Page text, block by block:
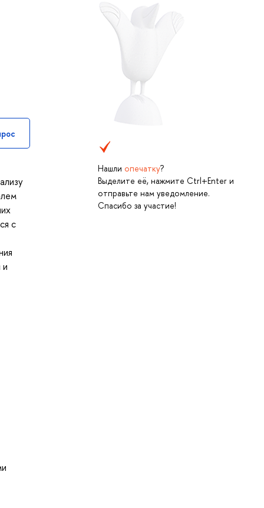
Нашли опечатку?
Выделите её, нажмите Ctrl+Enter и
отправьте нам уведомление.
Спасибо за участие!
с
и